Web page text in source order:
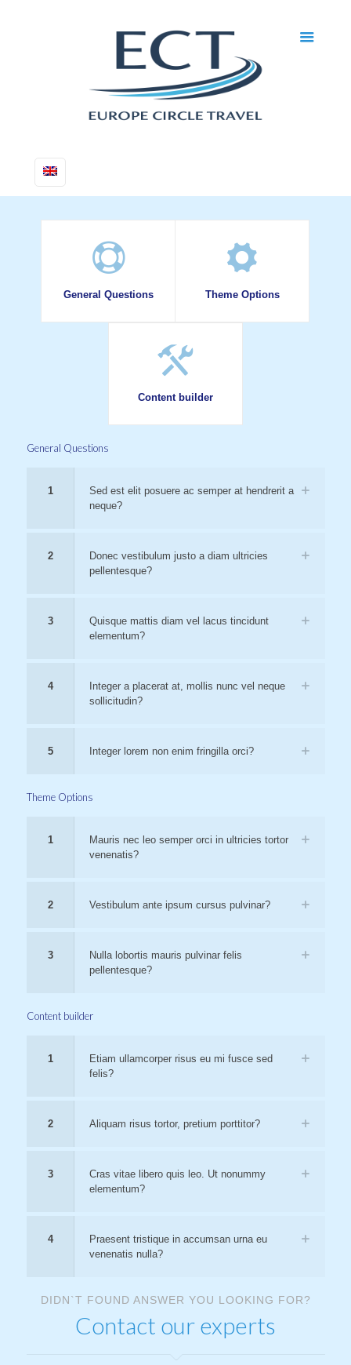
General Questions Theme Options
Content builder
General Questions
1
Sed est elit posuere ac semper at hendrerit a
neque?
2
Donec vestibulum justo a diam ultricies
pellentesque?
3
Quisque mattis diam vel lacus tincidunt
elementum?
4
Integer a placerat at, mollis nunc vel neque
sollicitudin?
5 Integer lorem non enim fringilla orci?
Theme Options
1
Mauris nec leo semper orci in ultricies tortor
venenatis?
2 Vestibulum ante ipsum cursus pulvinar?
3
Nulla lobortis mauris pulvinar felis
pellentesque?
Content builder
1
Etiam ullamcorper risus eu mi fusce sed
felis?
2 Aliquam risus tortor, pretium porttitor?
3
Cras vitae libero quis leo. Ut nonummy
elementum?
4
Praesent tristique in accumsan urna eu
venenatis nulla?
DIDN`T FOUND ANSWER YOU LOOKING FOR?
Contact our experts